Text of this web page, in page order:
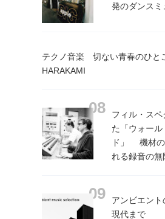
発のダンスミ
テクノ音楽 切ない青春のひ
HARAKAMI
フィル・ス
た「ウォー
ド」 機材の
れる録音の無
アンビエン
現代まで